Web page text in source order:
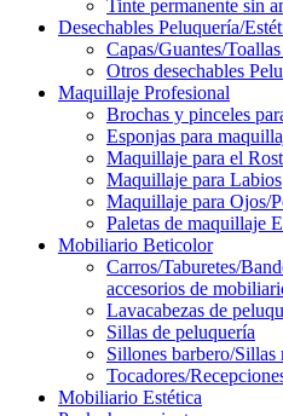
Tinte permanente sin
Desechables Peluquería/
Capas/Guantes/
Otros desechables
Maquillaje Profesional
Brochas y pinceles
Esponjas para
Maquillaje para el
Maquillaje para Labios
Maquillaje para Ojos/
Paletas de maquillaje
Mobiliario Beticolor
Carros/Taburetes/
accesorios de
Lavacabezas de
Sillas de peluquería
Sillones barbero/Sillas
Tocadores/
Mobiliario Estética